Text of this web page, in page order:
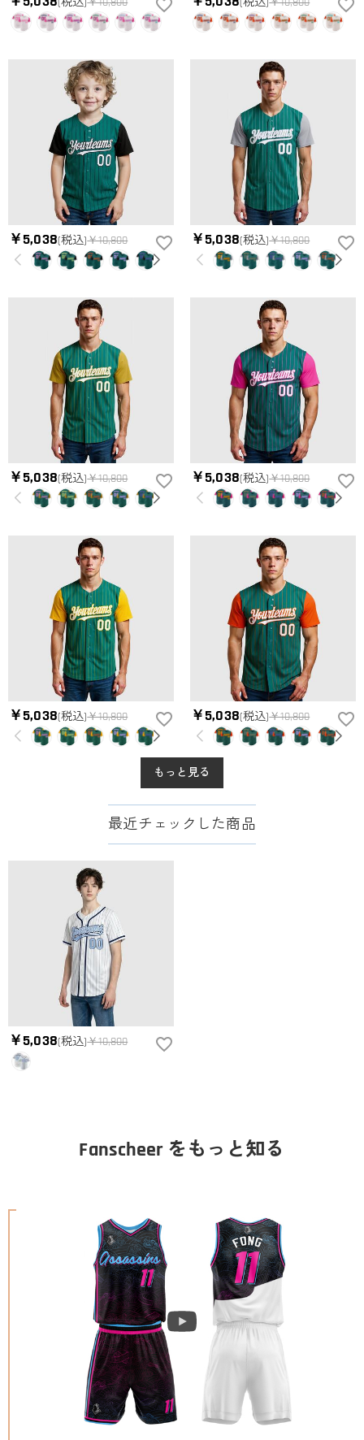
ズ表を参考して、自分に合うサイズをお選びください。測定方
法が異なるため、サイズに1〜2cm程度の誤差がある場合がござ
配送＆返品について
送料は配送方法によって異なります。通常配送は送料が2,520
円で、16,020円以上で無料になります。速達配送は送料が5,400
円になります。90,000円以上で無料になります。（一部離島や
遠方へご発送の場合、中継料が別途加算されます。）
注文した商品はいつ届きますか？
納期=製作作業時間+配送時間 受注製作品のため、ご入金を確
認してから制作となります。大量生産品ではなく、一つ一つ手
でお作りしており、予定作業時間は商品ページに記載しており
ます。 そしてご購入の際にお選び頂いた「配送方法」の選択
によって、お届け日数が異なります。詳細は配送について
でご確認ください。.
返品・交換はできますか？
お客様が商品受け取り後、60日以内の未使用品の返品は可能で
す。受注生産品のため、返品は50%の返品手数料(材料費)が発
生致します。詳細は
キャンセル/返品についてまでご確認くだ
さい。.
￥5,038(税込)￥10,800 ￥5,038(税込)￥10,800
￥5,038(税込)￥10,800 ￥5,038(税込)￥10,800
￥5,038(税込)￥10,800 ￥5,038(税込)￥10,800
もっと見る
最近チェックした商品
￥5,038(税込)￥10,800
Fanscheer をもっと知る